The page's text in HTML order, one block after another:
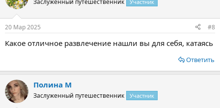
Заслуженный путешественник Участник
20 Мар 2025 #8
Какое отличное развлечение нашли вы для себя, катаясь
Ответить
Полина М
Заслуженный путешественник Участник